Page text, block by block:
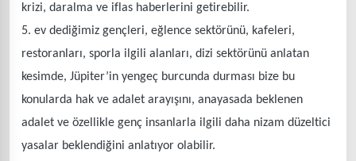
krizi, daralma ve iflas haberlerini getirebilir.
5. ev dediğimiz gençleri, eğlence sektörünü, kafeleri,
restoranları, sporla ilgili alanları, dizi sektörünü anlatan
kesimde, Jüpiter’in yengeç burcunda durması bize bu
konularda hak ve adalet arayışını, anayasada beklenen
adalet ve özellikle genç insanlarla ilgili daha nizam düzeltici
yasalar beklendiğini anlatıyor olabilir.